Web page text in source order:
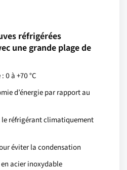
réfrigérées
une grande plage de
0 à +70 °C
d’énergie par rapport au
le réfrigérant climatiquement
éviter la condensation
acier inoxydable